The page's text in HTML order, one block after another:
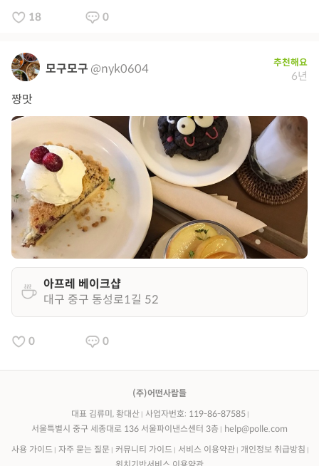
18 0
모구모구 @nyk0604 추천해요
6년
짱맛
아프레 베이크샵
대구 중구 동성로1길 52
0 0
(주)어떤사람들
대표 김류미, 황대산
사업자번호: 119-86-87585
서울특별시 중구 세종대로 136 서울파이낸스센터 3층
help@polle.com
사용 가이드 자주 묻는 질문 커뮤니티 가이드 서비스 이용약관
개인정보 취급방침